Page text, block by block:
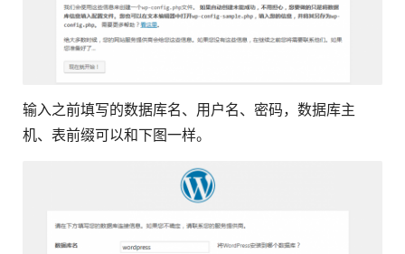
输入之前填写的数据库名、用户名、密码，数据库主
机、表前缀可以和下图一样。